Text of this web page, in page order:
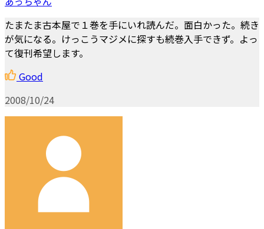
たまたま古本屋で１巻を手にいれ読んだ。面白かった。続き
が気になる。けっこうマジメに探すも続巻入手できず。よっ
て復刊希望します。
Good
2008/10/24